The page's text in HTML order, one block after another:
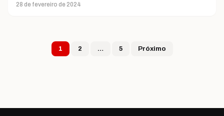
28 de fevereiro de 2024
Paginação de
1 2 … 5 Próximo